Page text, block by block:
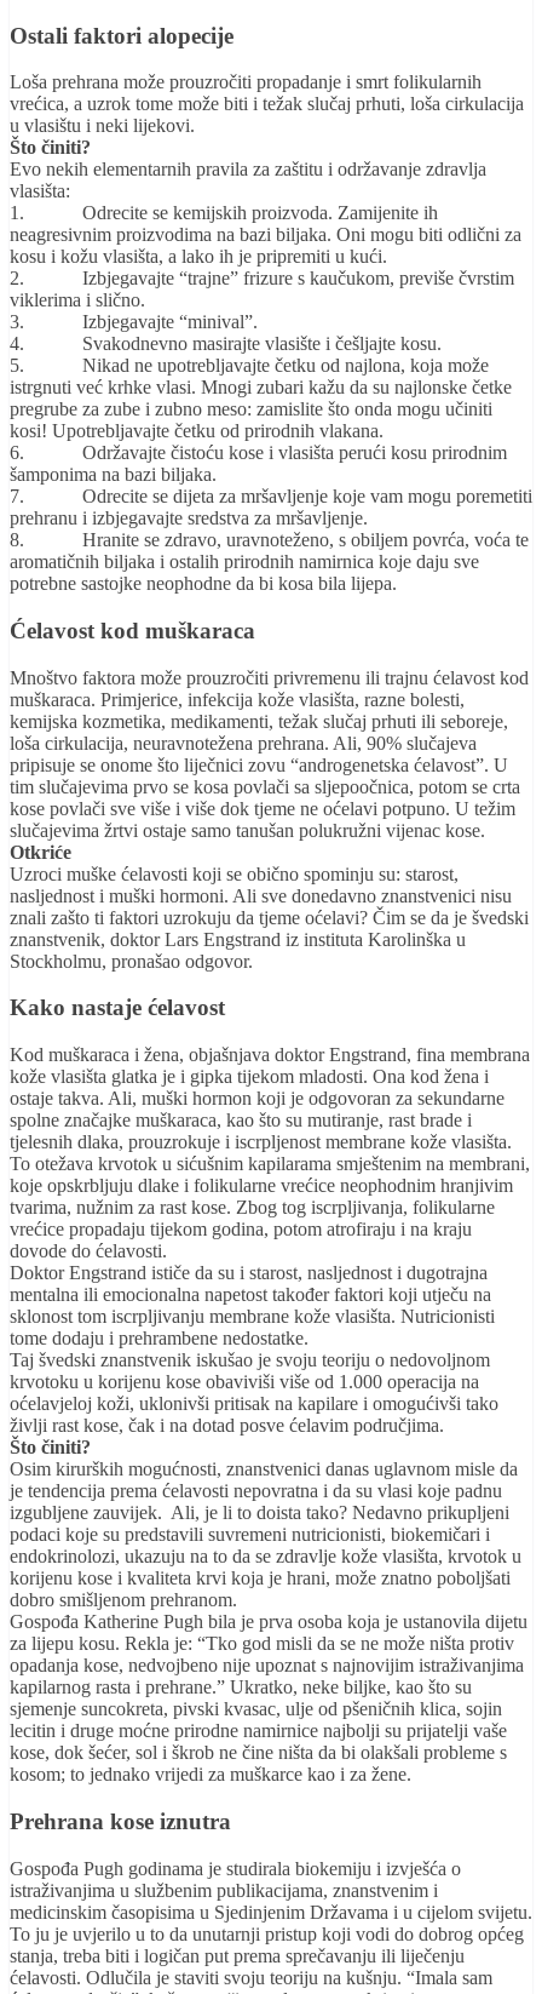
Ostali faktori alopecije
Loša prehrana može prouzročiti propadanje i smrt folikularnih
vrećica, a uzrok tome može biti i težak slučaj prhuti, loša cirkulacija
u vlasištu i neki lijekovi.
Što činiti?
Evo nekih elementarnih pravila za zaštitu i održavanje zdravlja
vlasišta:
1. Odrecite se kemijskih proizvoda. Zamijenite ih
neagresivnim proizvodima na bazi biljaka. Oni mogu biti odlični za
kosu i kožu vlasišta, a lako ih je pripremiti u kući.
2. Izbjegavajte “trajne” frizure s kaučukom, previše čvrstim
viklerima i slično.
3. Izbjegavajte “minival”.
4. Svakodnevno masirajte vlasište i češljajte kosu.
5. Nikad ne upotrebljavajte četku od najlona, koja može
istrgnuti već krhke vlasi. Mnogi zubari kažu da su najlonske četke
pregrube za zube i zubno meso: zamislite što onda mogu učiniti
kosi! Upotrebljavajte četku od prirodnih vlakana.
6. Održavajte čistoću kose i vlasišta perući kosu prirodnim
šamponima na bazi biljaka.
7. Odrecite se dijeta za mršavljenje koje vam mogu poremetiti
prehranu i izbjegavajte sredstva za mršavljenje.
8. Hranite se zdravo, uravnoteženo, s obiljem povrća, voća te
aromatičnih biljaka i ostalih prirodnih namirnica koje daju sve
potrebne sastojke neophodne da bi kosa bila lijepa.
Ćelavost kod muškaraca
Mnoštvo faktora može prouzročiti privremenu ili trajnu ćelavost kod
muškaraca. Primjerice, infekcija kože vlasišta, razne bolesti,
kemijska kozmetika, medikamenti, težak slučaj prhuti ili seboreje,
loša cirkulacija, neuravnotežena prehrana. Ali, 90% slučajeva
pripisuje se onome što liječnici zovu “androgenetska ćelavost”. U
tim slučajevima prvo se kosa povlači sa sljepoočnica, potom se crta
kose povlači sve više i više dok tjeme ne oćelavi potpuno. U težim
slučajevima žrtvi ostaje samo tanušan polukružni vijenac kose.
Otkriće
Uzroci muške ćelavosti koji se obično spominju su: starost,
nasljednost i muški hormoni. Ali sve donedavno znanstvenici nisu
znali zašto ti faktori uzrokuju da tjeme oćelavi? Čim se da je švedski
znanstvenik, doktor Lars Engstrand iz instituta Karolinška u
Stockholmu, pronašao odgovor.
Kako nastaje ćelavost
Kod muškaraca i žena, objašnjava doktor Engstrand, fina membrana
kože vlasišta glatka je i gipka tijekom mladosti. Ona kod žena i
ostaje takva. Ali, muški hormon koji je odgovoran za sekundarne
spolne značajke muškaraca, kao što su mutiranje, rast brade i
tjelesnih dlaka, prouzrokuje i iscrpljenost membrane kože vlasišta.
To otežava krvotok u sićušnim kapilarama smještenim na membrani,
koje opskrbljuju dlake i folikularne vrećice neophodnim hranjivim
tvarima, nužnim za rast kose. Zbog tog iscrpljivanja, folikularne
vrećice propadaju tijekom godina, potom atrofiraju i na kraju
dovode do ćelavosti.
Doktor Engstrand ističe da su i starost, nasljednost i dugotrajna
mentalna ili emocionalna napetost također faktori koji utječu na
sklonost tom iscrpljivanju membrane kože vlasišta. Nutricionisti
tome dodaju i prehrambene nedostatke.
Taj švedski znanstvenik iskušao je svoju teoriju o nedovoljnom
krvotoku u korijenu kose obaviviši više od 1.000 operacija na
oćelavjeloj koži, uklonivši pritisak na kapilare i omogućivši tako
življi rast kose, čak i na dotad posve ćelavim područjima.
Što činiti?
Osim kirurških mogućnosti, znanstvenici danas uglavnom misle da
je tendencija prema ćelavosti nepovratna i da su vlasi koje padnu
izgubljene zauvijek. Ali, je li to doista tako? Nedavno prikupljeni
podaci koje su predstavili suvremeni nutricionisti, biokemičari i
endokrinolozi, ukazuju na to da se zdravlje kože vlasišta, krvotok u
korijenu kose i kvaliteta krvi koja je hrani, može znatno poboljšati
dobro smišljenom prehranom.
Gospođa Katherine Pugh bila je prva osoba koja je ustanovila dijetu
za lijepu kosu. Rekla je: “Tko god misli da se ne može ništa protiv
opadanja kose, nedvojbeno nije upoznat s najnovijim istraživanjima
kapilarnog rasta i prehrane.” Ukratko, neke biljke, kao što su
sjemenje suncokreta, pivski kvasac, ulje od pšeničnih klica, sojin
lecitin i druge moćne prirodne namirnice najbolji su prijatelji vaše
kose, dok šećer, sol i škrob ne čine ništa da bi olakšali probleme s
kosom; to jednako vrijedi za muškarce kao i za žene.
Prehrana kose iznutra
Gospođa Pugh godinama je studirala biokemiju i izvješća o
istraživanjima u službenim publikacijama, znanstvenim i
medicinskim časopisima u Sjedinjenim Državama i u cijelom svijetu.
To ju je uvjerilo u to da unutarnji pristup koji vodi do dobrog općeg
stanja, treba biti i logičan put prema sprečavanju ili liječenju
ćelavosti. Odlučila je staviti svoju teoriju na kušnju. “Imala sam